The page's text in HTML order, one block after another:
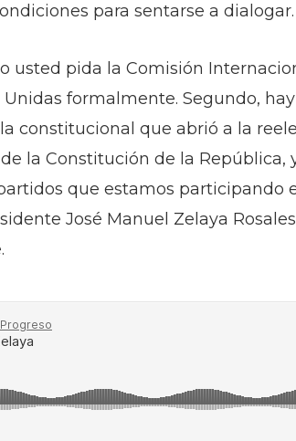
para sentarse a dialogar.
usted pida la Comisión
formalmente. Segundo,
constitucional que abrió a la
la Constitución de la República,
que estamos participando
José Manuel Zelaya